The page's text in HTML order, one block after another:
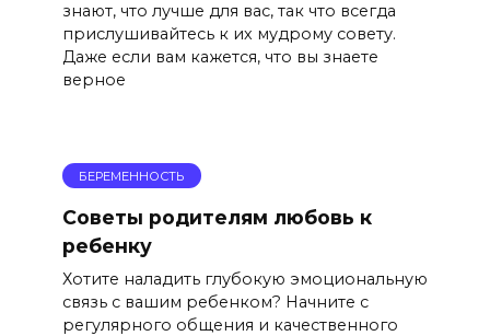
знают, что лучше для вас, так что всегда
прислушивайтесь к их мудрому совету.
Даже если вам кажется, что вы знаете
верное
БЕРЕМЕННОСТЬ
Советы родителям любовь к
ребенку
Хотите наладить глубокую эмоциональную
связь с вашим ребенком? Начните с
регулярного общения и качественного